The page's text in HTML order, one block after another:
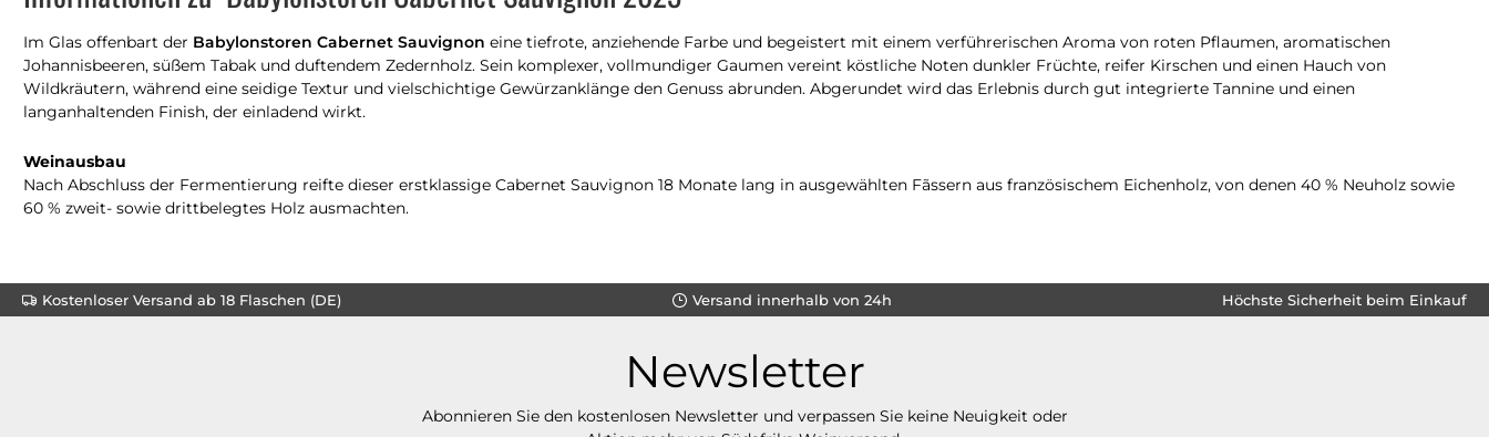
Im Glas offenbart der Babylonstoren Cabernet Sauvignon eine tiefrote, anziehende Farbe und begeistert mit einem verführerischen Aroma von roten Pflaumen, aromatischen
Johannisbeeren, süßem Tabak und duftendem Zedernholz. Sein komplexer, vollmundiger Gaumen vereint köstliche Noten dunkler Früchte, reifer Kirschen und einen Hauch von
Wildkräutern, während eine seidige Textur und vielschichtige Gewürzanklänge den Genuss abrunden. Abgerundet wird das Erlebnis durch gut integrierte Tannine und einen
langanhaltenden Finish, der einladend wirkt.
Weinausbau
Nach Abschluss der Fermentierung reifte dieser erstklassige Cabernet Sauvignon 18 Monate lang in ausgewählten Fãssern aus französischem Eichenholz, von denen 40 % Neuholz sowie
60 % zweit- sowie drittbelegtes Holz ausmachten.
Kostenloser Versand ab 18 Flaschen (DE) Versand innerhalb von 24h Höchste Sicherheit beim Einkauf
Newsletter
Abonnieren Sie den kostenlosen Newsletter und verpassen Sie keine Neuigkeit oder